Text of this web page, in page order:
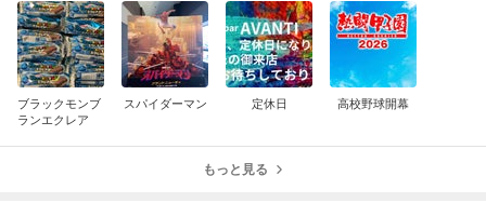
ブラックモンブ
ランエクレア
スパイダーマン 定休日 高校野球開幕
もっと見る